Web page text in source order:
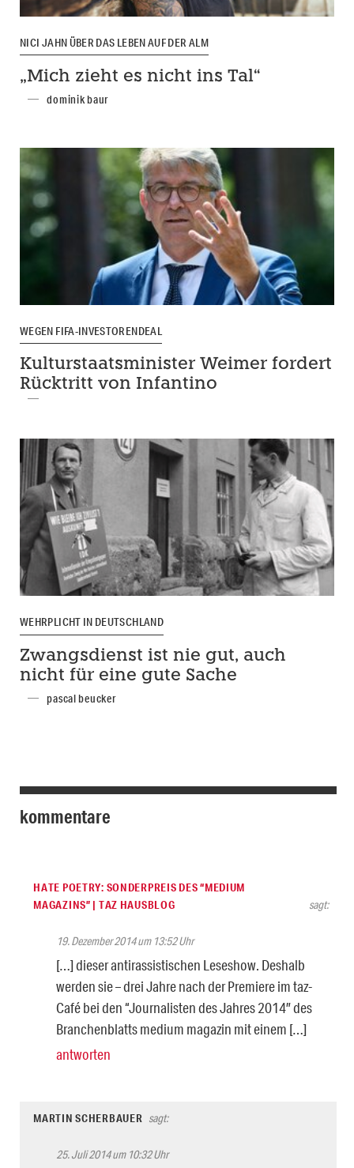
NICI JAHN ÜBER DAS LEBEN AUF DER ALM
„Mich zieht es nicht ins Tal“
dominik baur
WEGEN FIFA-INVESTORENDEAL
Kulturstaatsminister Weimer fordert
Rücktritt von Infantino
WEHRPLICHT IN DEUTSCHLAND
Zwangsdienst ist nie gut, auch
nicht für eine gute Sache
pascal beucker
kommentare
HATE POETRY: SONDERPREIS DES “MEDIUM
MAGAZINS” | TAZ HAUSBLOG
sagt:
19. Dezember 2014 um 13:52 Uhr
[…] dieser antirassistischen Leseshow. Deshalb
werden sie – drei Jahre nach der Premiere im taz-
Café bei den “Journalisten des Jahres 2014″ des
Branchenblatts medium magazin mit einem […]
antworten
MARTIN SCHERBAUER sagt:
25. Juli 2014 um 10:32 Uhr